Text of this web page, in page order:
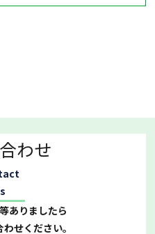
わせ
ありましたら
せください。